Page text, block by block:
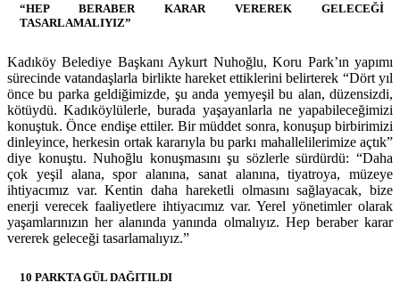
“HEP BERABER KARAR VEREREK GELECEĞİ
TASARLAMALIYIZ”
Kadıköy Belediye Başkanı Aykurt Nuhoğlu, Koru Park’ın yapımı
sürecinde vatandaşlarla birlikte hareket ettiklerini belirterek “Dört yıl
önce bu parka geldiğimizde, şu anda yemyeşil bu alan, düzensizdi,
kötüydü. Kadıköylülerle, burada yaşayanlarla ne yapabileceğimizi
konuştuk. Önce endişe ettiler. Bir müddet sonra, konuşup birbirimizi
dinleyince, herkesin ortak kararıyla bu parkı mahallelilerimize açtık”
diye konuştu. Nuhoğlu konuşmasını şu sözlerle sürdürdü: “Daha
çok yeşil alana, spor alanına, sanat alanına, tiyatroya, müzeye
ihtiyacımız var. Kentin daha hareketli olmasını sağlayacak, bize
enerji verecek faaliyetlere ihtiyacımız var. Yerel yönetimler olarak
yaşamlarınızın her alanında yanında olmalıyız. Hep beraber karar
vererek geleceği tasarlamalıyız.”
10 PARKTA GÜL DAĞITILDI